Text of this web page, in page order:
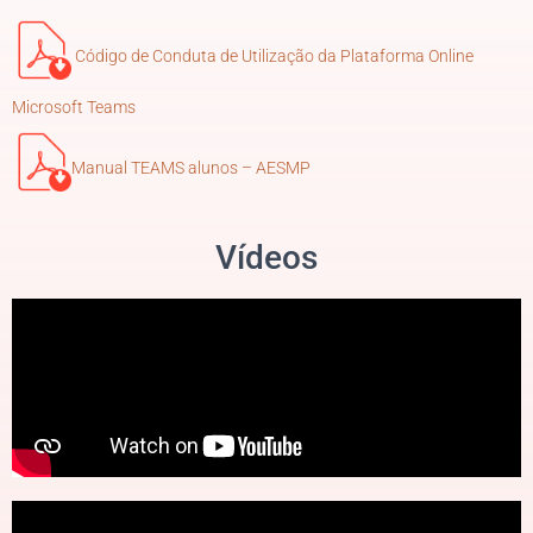
Código de Conduta de Utilização da Plataforma Online
Microsoft Teams
Manual TEAMS alunos – AESMP
Vídeos